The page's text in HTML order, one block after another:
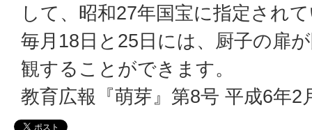
して、昭和27年国宝に指定され
毎月18日と25日には、厨子の扉
観することができます。
教育広報『萌芽』第8号 平成6年2